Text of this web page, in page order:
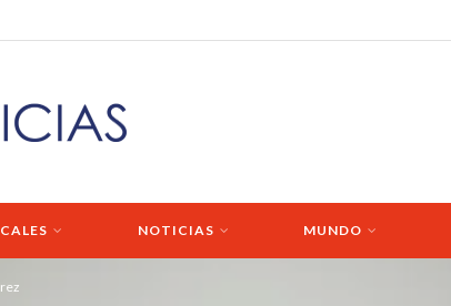
NOTICIAS MUNDO